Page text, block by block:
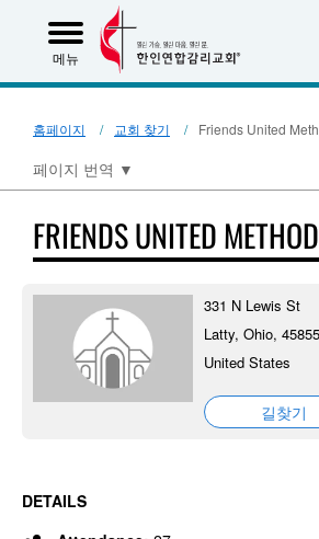
메뉴
홈페이지 교회 찾기 Friends United
페이지 번역 ▼
FRIENDS UNITED
331 N Lewis St
Latty, Ohio, 45855
United States
길찾기
DETAILS